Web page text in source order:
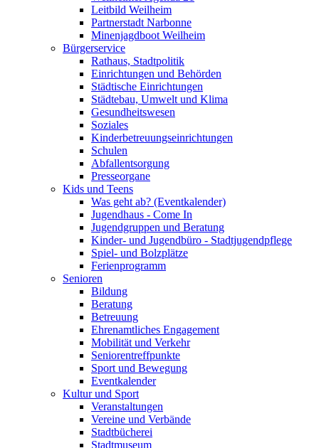
Leitbild Weilheim
Partnerstadt Narbonne
Minenjagdboot Weilheim
Bürgerservice
Rathaus, Stadtpolitik
Einrichtungen und Behörden
Städtische Einrichtungen
Städtebau, Umwelt und Klima
Gesundheitswesen
Soziales
Kinderbetreuungseinrichtungen
Schulen
Abfallentsorgung
Presseorgane
Kids und Teens
Was geht ab? (Eventkalender)
Jugendhaus - Come In
Jugendgruppen und Beratung
Kinder- und Jugendbüro - Stadtjugendpflege
Spiel- und Bolzplätze
Ferienprogramm
Senioren
Bildung
Beratung
Betreuung
Ehrenamtliches Engagement
Mobilität und Verkehr
Seniorentreffpunkte
Sport und Bewegung
Eventkalender
Kultur und Sport
Veranstaltungen
Vereine und Verbände
Stadtbücherei
Stadtmuseum